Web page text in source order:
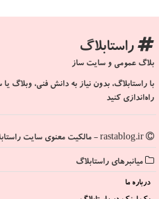
راستابلاگ
بلاگ عمومی و سایت ساز
با راستابلاگ، بدون نیاز به دانش فنی،
راه‌اندازی کنید
میانبرهای راستابلاگ
درباره ما